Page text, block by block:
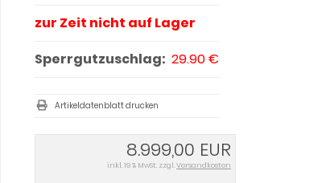
8.999,00 EUR
inkl. 19 % MwSt. zzgl.Versandkosten
zur Zeit nicht auf Lager
Sperrgutzuschlag: 29.90 €
Artikeldatenblatt drucken